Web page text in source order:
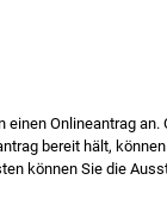
Onlineantrag an.
bereit hält,
können Sie die